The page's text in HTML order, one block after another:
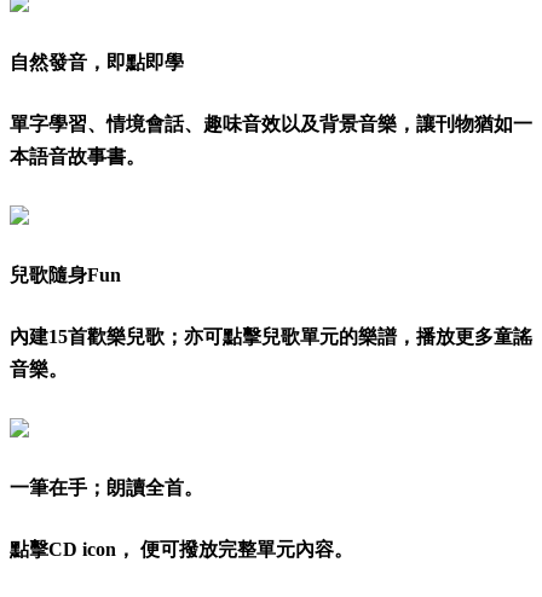
自然發音，即點即學
單字學習、情境會話、趣味音效以及背景音樂，讓刊物猶如一
本語音故事書。
兒歌隨身Fun
內建15首歡樂兒歌；亦可點擊兒歌單元的樂譜，播放更多童謠
音樂。
一筆在手；朗讀全首。
點擊CD icon， 便可撥放完整單元內容。